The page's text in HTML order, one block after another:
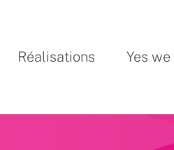
Réalisations Yes we